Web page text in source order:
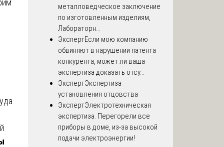
металловедческое заключение
по изготовленным изделиям,
Лабораторн...
ЭкспертЕсли мою компанию
обвиняют в нарушении патента
конкурента, может ли ваша
экспертиза доказать отсу...
ЭкспертЭкспертиза
установления отцовства
ЭкспертЭлектротехническая
экспертиза. Перегорели все
приборы в доме, из-за высокой
подачи электроэнергии!